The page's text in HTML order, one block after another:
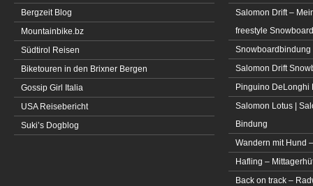
Bergzeit Blog
Mountainbike.bz
Südtirol Reisen
Biketouren in den Brixner Bergen
Gossip Girl Italia
USA Reisebericht
Suki’s Dogblog
Salomon Drift –
freestyle Snowboard
Snowboardbindung
Salomon Drift
Pinguino DeLonghi
Salomon Lotus |
Bindung
Wandern mit Hund
Hafling –
Back on track –